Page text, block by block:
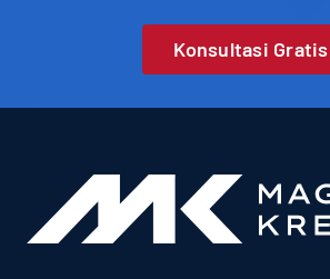
Konsultasi